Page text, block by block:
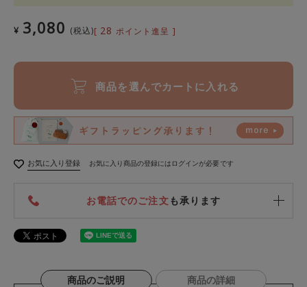
¥ 3,080 税込 [ 28 ポイント進呈 ]
商品を選んでカートに入れる
お気に入り登録 お気に入り商品の登録にはログインが必要です
お電話でのご注文も承ります
商品のご説明 商品の詳細